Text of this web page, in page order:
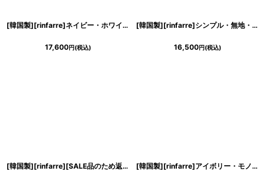
[韓国製][rinfarre]ネイビー・ホワイト花柄・プリント・Vネック・カシュクール・七分袖・マキシ・ロングドレス・ラップワンピース[山崎みどり着用][送料無料]my
17,600円(税込)
[韓国製][rinfarre]シンプル・無地・Vネック・カシュクール・フリルスリーブ・半袖・マキシ・ミディアムドレス・ワンピース[MIRIN着用]
16,500円(税込)
[韓国製][rinfarre][SALE品のため返品不可＆再入荷なしの現品限り]シンプル・サテン生地・胸元カット・背中開き・ストレッチ・ハイネック・ノースリーブ・ロングドレス[MIRIN・れお着用] [韓国製][rinfarre]アイボリー・モノトーン・花柄プリント・Vネック・カシュクール・長袖・マキシ・ロングドレス・ラップワンピース[山崎みどり着用][送料無料]my